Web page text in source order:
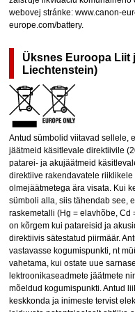
webovej stránke: www.canon-
europe.com/battery.
Üksnes Euroopa Liit
Liechtenstein)
Antud sümbolid viitavad sellele,
jäätmeid käsitlevale direktiivile
patarei- ja akujäätmeid
direktiive rakendavatele
olmejäätmetega ära visata. Kui
sümboli alla, siis tähendab see,
raskemetalli (Hg = elavhõbe, Cd
on kõrgem kui patareisid ja
direktiivis sätestatud piirmäär.
vastavasse kogumispunkti, nt
vahetama, kui ostate uue
lektroonikaseadmete jäätmete
mõeldud kogumispunkti. Antud
keskkonda ja inimeste tervist